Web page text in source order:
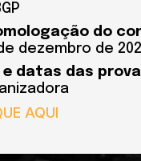
do
dezembro de
e datas das
AQUI